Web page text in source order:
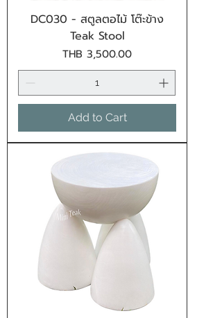
DC030 - สตูลตอไม้ โต๊ะข้าง
Teak Stool
Price
THB 3,500.00
Add to Cart